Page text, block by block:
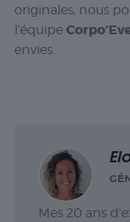
originales, nous
l’équipe
envies.
Mes 20 ans